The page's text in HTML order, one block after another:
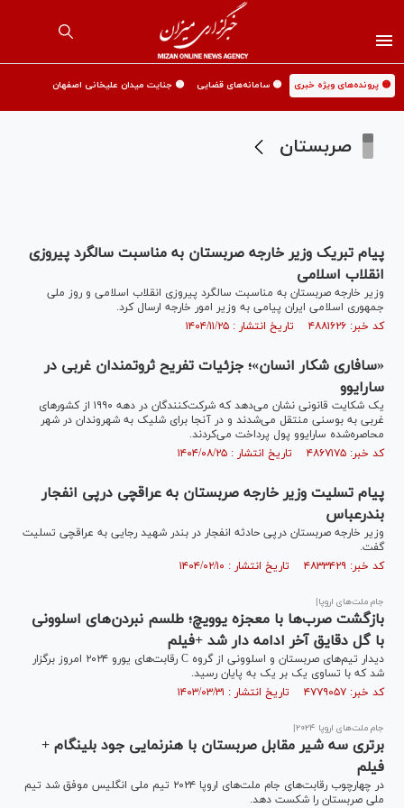
🟡 پرونده‌های ویژه خبری 🟡 سامانه‌های قضایی 🟡 جنایت میدان علیخانی اصفهان
صربستان
پیام تبریک وزیر خارجه صربستان به مناسبت سالگرد پیروزی
انقلاب اسلامی
وزیر خارجه صربستان به مناسبت سالگرد پیروزی انقلاب اسلامی و روز ملی
جمهوری اسلامی ایران پیامی به وزیر امور خارجه ارسال کرد.
کد خبر: ۴۸۸۱۶۲۶ تاریخ انتشار : ۱۴۰۴/۱۱/۲۵
«سافاری شکار انسان»‌؛ جزئیات تفریح ثروتمندان غربی در
سارایوو
یک شکایت قانونی نشان می‌دهد که شرکت‌کنندگان در دهه ۱۹۹۰ از کشور‌های
غربی به بوسنی منتقل می‌شدند و در آنجا برای شلیک به شهروندان در شهر
محاصره‌شده سارایوو پول پرداخت می‌کردند.
کد خبر: ۴۸۶۷۱۷۵ تاریخ انتشار : ۱۴۰۴/۰۸/۲۵
پیام تسلیت وزیر خارجه صربستان به عراقچی درپی انفجار
بندرعباس
وزیر خارجه صربستان درپی حادثه انفجار در بندر شهید رجایی به عراقچی تسلیت
گفت.
کد خبر: ۴۸۳۳۴۲۹ تاریخ انتشار : ۱۴۰۴/۰۲/۱۰
جام ملت‌های اروپا|
بازگشت صرب‌ها با معجزه یوویچ؛ طلسم نبردن‌های اسلوونی
با گل دقایق آخر ادامه دار شد +فیلم
دیدار تیم‌های صربستان و اسلوونی از گروه C رقابت‌های یورو ۲۰۲۴ امروز برگزار
شد که با تساوی یک بر یک به پایان رسید.
کد خبر: ۴۷۷۹۰۵۷ تاریخ انتشار : ۱۴۰۳/۰۳/۳۱
جام ملت‌های اروپا ۲۰۲۴|
برتری سه شیر مقابل صربستان با هنرنمایی جود بلینگام +
فیلم
در چهارچوب رقابت‌های جام ملت‌های اروپا ۲۰۲۴ تیم ملی انگلیس موفق شد تیم
ملی صربستان را شکست دهد.